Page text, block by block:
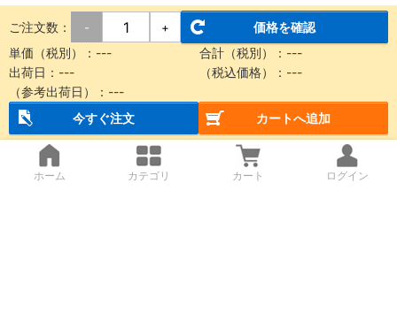
ご注文数： - +
価格を確認
単価（税別）： --- 合計（税別）： ---
出荷日： --- （税込価格）： ---
（参考出荷日）： ---
今すぐ注文
カートへ追加
ホーム カテゴリ カート ログイン